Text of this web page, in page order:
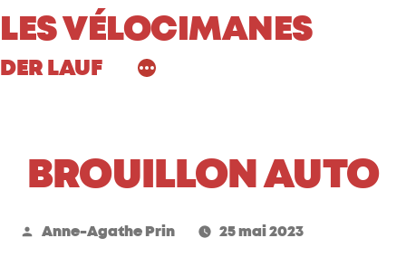
Aller
LES VÉLOCIMANES
DER LAUF
BROUILLON AUTO
Publié
Anne-Agathe Prin 25 mai 2023